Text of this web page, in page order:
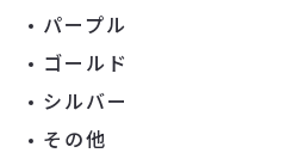
パープル
ゴールド
シルバー
その他